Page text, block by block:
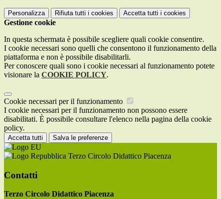
Personalizza Rifiuta tutti i cookies Accetta tutti i cookies
Gestione cookie
In questa schermata è possibile scegliere quali cookie consentire.
I cookie necessari sono quelli che consentono il funzionamento della
piattaforma e non è possibile disabilitarli.
Per conoscere quali sono i cookie necessari al funzionamento potete
visionare la COOKIE POLICY.
Cookie necessari per il funzionamento
I cookie necessari per il funzionamento non possono essere
disabilitati. È possibile consultare l'elenco nella pagina della cookie
policy.
Accetta tutti Salva le preferenze
Terzo Circolo Didattico Piacenza
Contatti
Terzo Circolo Didattico Piacenza